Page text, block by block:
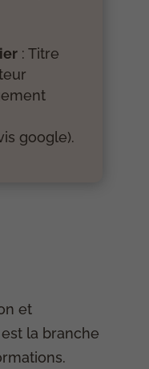
: Titre
google).
et
est la branche